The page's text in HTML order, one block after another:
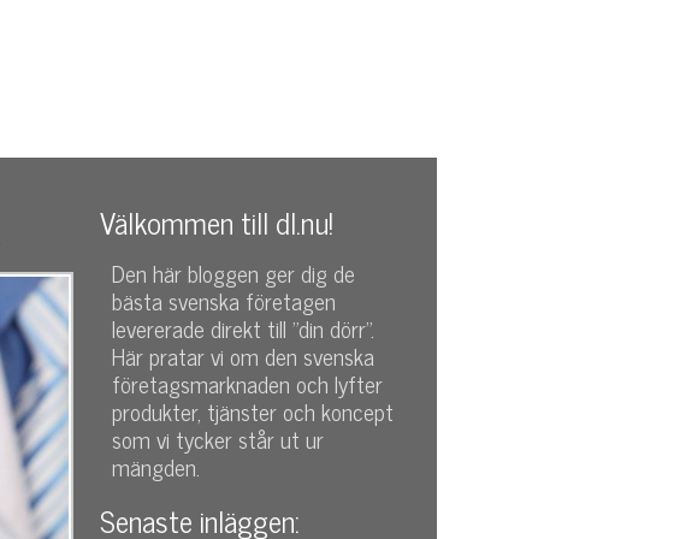
Välkommen till dl.nu!
Den här bloggen ger dig de
bästa svenska företagen
levererade direkt till "din dörr".
Här pratar vi om den svenska
företagsmarknaden och lyfter
produkter, tjänster och koncept
som vi tycker står ut ur
mängden.
Senaste inläggen: